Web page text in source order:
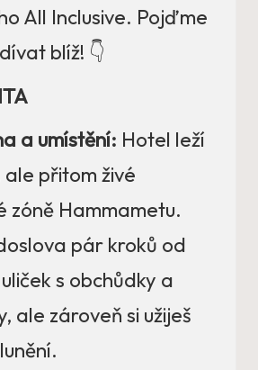
All Inclusive. Pojďme
blíž! 👇
a umístění: Hotel leží
ale přitom živé
zóně Hammametu.
pár kroků od
s obchůdky a
ale zároveň si užiješ